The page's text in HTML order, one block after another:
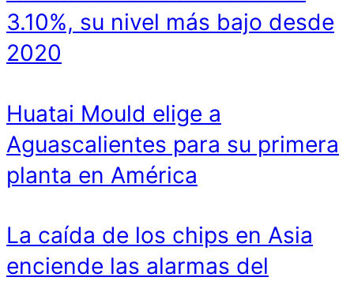
3.10%, su nivel más bajo desde
2020
Huatai Mould elige a
Aguascalientes para su primera
planta en América
La caída de los chips en Asia
enciende las alarmas del